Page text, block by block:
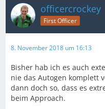
officercrockey
First Officer
8. November 2018 um 16:13
Bisher hab ich es auch
nie das Autogen komplett
dann doch so, dass es
beim Approach.